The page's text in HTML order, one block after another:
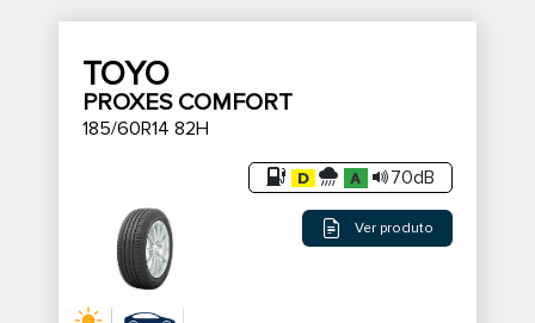
TOYO
PROXES COMFORT
185/60R14 82H
70dB
Ver produto